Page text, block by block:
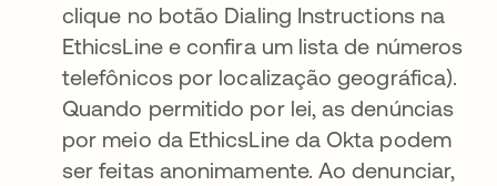
clique no botão Dialing Instructions na
EthicsLine e confira um lista de números
telefônicos por localização geográfica).
Quando permitido por lei, as denúncias
por meio da EthicsLine da Okta podem
ser feitas anonimamente. Ao denunciar,